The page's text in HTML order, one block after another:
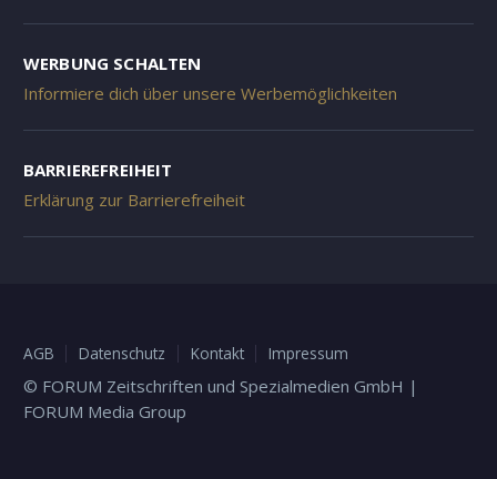
WERBUNG SCHALTEN
Informiere dich über unsere Werbemöglichkeiten
BARRIEREFREIHEIT
Erklärung zur Barrierefreiheit
AGB Datenschutz Kontakt Impressum
© FORUM Zeitschriften und Spezialmedien GmbH |
FORUM Media Group